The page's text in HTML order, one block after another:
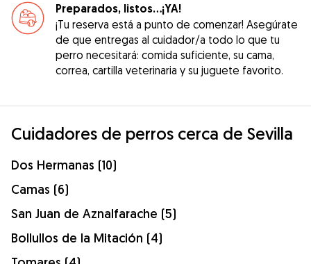
Preparados, listos...¡YA!
¡Tu reserva está a punto de comenzar! Asegúrate
de que entregas al cuidador/a todo lo que tu
perro necesitará: comida suficiente, su cama,
correa, cartilla veterinaria y su juguete favorito.
Cuidadores de perros cerca de Sevilla
Dos Hermanas (10)
Camas (6)
San Juan de Aznalfarache (5)
Bollullos de la Mitación (4)